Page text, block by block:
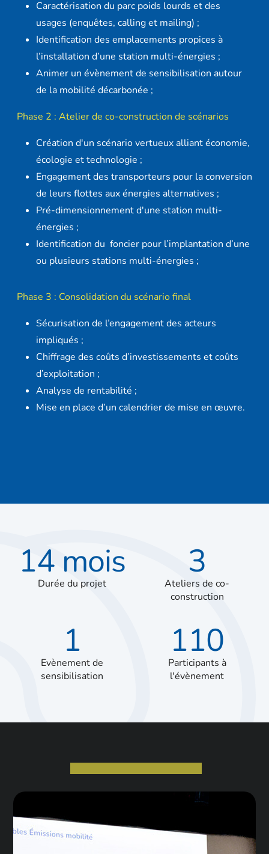
Caractérisation du parc poids lourds et des
usages (enquêtes, calling et mailing) ;
Identification des emplacements propices à
l’installation d’une station multi-énergies ;
Animer un évènement de sensibilisation autour
de la mobilité décarbonée ;
Phase 2 : Atelier de co-construction de scénarios
Création d'un scénario vertueux alliant économie,
écologie et technologie ;
Engagement des transporteurs pour la conversion
de leurs flottes aux énergies alternatives ;
Pré-dimensionnement d'une station multi-
énergies ;
Identification du foncier pour l’implantation d’une
ou plusieurs stations multi-énergies ;
Phase 3 : Consolidation du scénario final
Sécurisation de l’engagement des acteurs
impliqués ;
Chiffrage des coûts d’investissements et coûts
d’exploitation ;
Analyse de rentabilité ;
Mise en place d’un calendrier de mise en œuvre.
14 mois
Durée du projet
3
Ateliers de co-
construction
1
Evènement de
sensibilisation
110
Participants à
l'évènement